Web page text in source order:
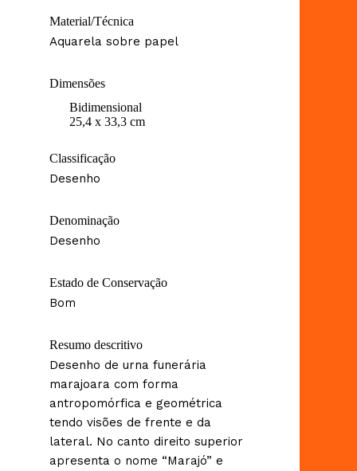
Material/Técnica
Aquarela sobre papel
Dimensões
Bidimensional
25,4 x 33,3 cm
Classificação
Desenho
Denominação
Desenho
Estado de Conservação
Bom
Resumo descritivo
Desenho de urna funerária
marajoara com forma
antropomórfica e geométrica
tendo visões de frente e da
lateral. No canto direito superior
apresenta o nome “Marajó” e